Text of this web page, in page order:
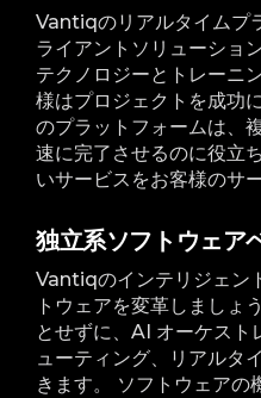
Vantiqのリアルタイムプ
ライアントソリューショ
テクノロジーとトレーニ
様はプロジェクトを成功
のプラットフォームは、
速に完了させるのに役立
いサービスをお客様のサ
独立系ソフトウェア
Vantiqのインテリジェン
トウェアを変革しましょ
とせずに、AI オーケスト
ューティング、リアルタ
きます。 ソフトウェアの